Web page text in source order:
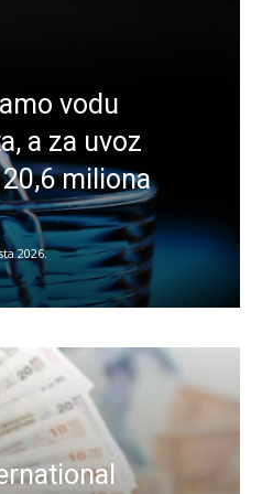
vodu
a za uvoz
miliona
2026.